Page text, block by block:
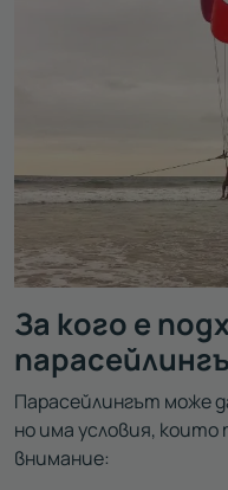
За кого е
Парасейлингът може
но има условия,
внимание: